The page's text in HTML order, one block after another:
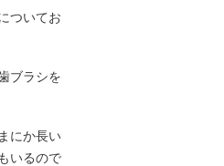
ついてお
ブラシを
にか長い
いるので